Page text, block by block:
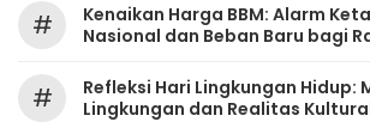
#
Kenaikan Harga BBM: Alarm
Nasional dan Beban Baru bagi
#
Refleksi Hari Lingkungan Hidup:
Lingkungan dan Realitas